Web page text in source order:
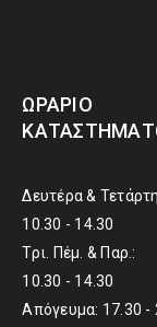
ΩΡΆΡΙΟ
Δευτέρα &
10.30 - 14.30
Τρι. Πέμ. & Παρ.:
10.30 - 14.30
Απόγευμα: 17.30 -